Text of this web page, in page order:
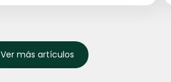
Ver más artículos